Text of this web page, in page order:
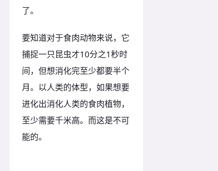
了。
要知道对于食肉动物来说，它
捕捉一只昆虫才10分之1秒时
间，但想消化完至少都要半个
月。以人类的体型，如果想要
进化出消化人类的食肉植物，
至少需要千米高。而这是不可
能的。